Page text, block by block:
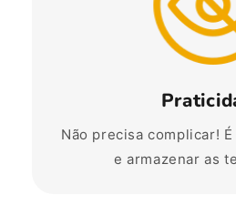
Não precisa complicar!
e armazenar as